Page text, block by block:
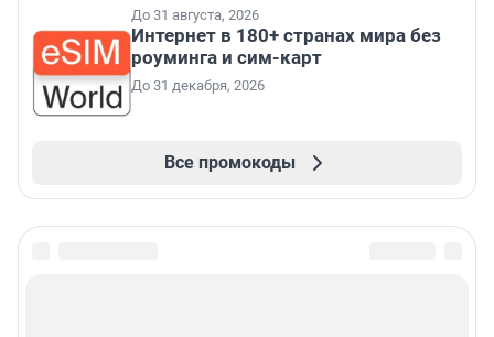
До 31 августа, 2026
Интернет в 180+ странах мира без
роуминга и сим-карт
До 31 декабря, 2026
Все промокоды